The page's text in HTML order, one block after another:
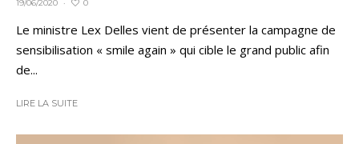
19/06/2020 · 0
Le ministre Lex Delles vient de présenter la campagne de
sensibilisation « smile again » qui cible le grand public afin
de...
LIRE LA SUITE